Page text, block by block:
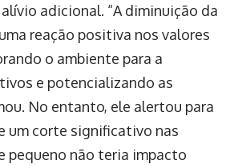
adicional. “A diminuição da
reação positiva nos valores
o ambiente para a
e potencializando as
No entanto, ele alertou para
um corte significativo nas
pequeno não teria impacto